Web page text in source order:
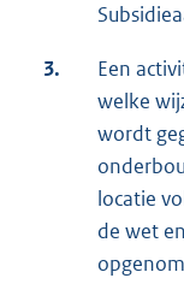
3.
Een
welke
wordt
locatie
de wet